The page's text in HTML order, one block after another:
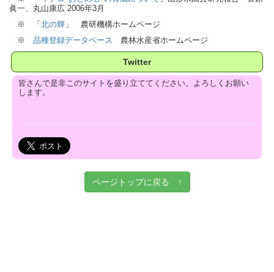
眞一、丸山康広 2006年3月
※ 「 北の輝 」 農研機構ホームページ
※ 品種登録データベース 農林水産省ホームページ
Twitter
皆さんで是非このサイトを盛り立ててください。よろしくお願い
します。
ページトップに戻る ↑